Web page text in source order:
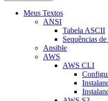
Meus Textos
ANSI
Tabela ASCII
Sequências
Ansible
AWS
AWS CLI